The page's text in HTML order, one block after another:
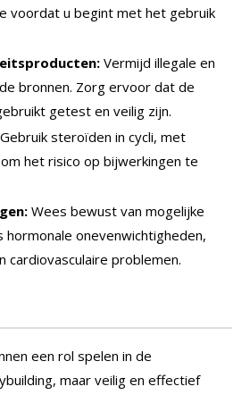
voordat u begint met het gebruik
Vermijd illegale en
bronnen. Zorg ervoor dat de
getest en veilig zijn.
Gebruik steroïden in cycli, met
het risico op bijwerkingen te
Wees bewust van mogelijke
hormonale onevenwichtigheden,
cardiovasculaire problemen.
een rol spelen in de
maar veilig en effectief